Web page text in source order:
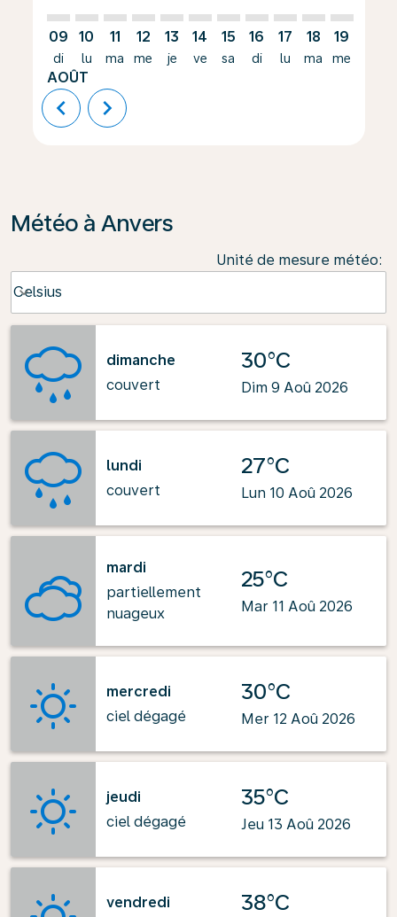
09
di
AOÛT
10
lu
11
ma
12
me
13
je
14
ve
15
sa
16
di
17
lu
18
ma
19
me
chevron_left chevron_right
Météo à Anvers
Unité de mesure météo:
Celsius
keyboard_arrow_down
dimanche
couvert
30°C
Dim 9 Aoû 2026
lundi
couvert
27°C
Lun 10 Aoû 2026
mardi
partiellement
nuageux
25°C
Mar 11 Aoû 2026
mercredi
ciel dégagé
30°C
Mer 12 Aoû 2026
jeudi
ciel dégagé
35°C
Jeu 13 Aoû 2026
vendredi
38°C